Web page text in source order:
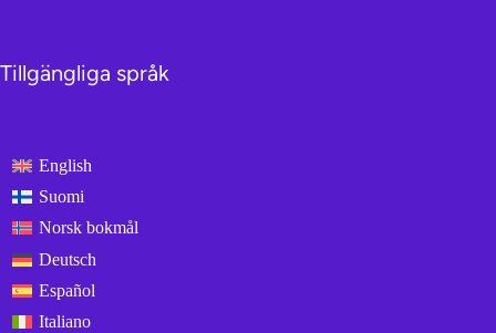
Tillgängliga språk
English
Suomi
Norsk bokmål
Deutsch
Español
Italiano